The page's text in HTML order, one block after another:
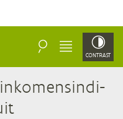
ZOEKEN MENU CONTRAST